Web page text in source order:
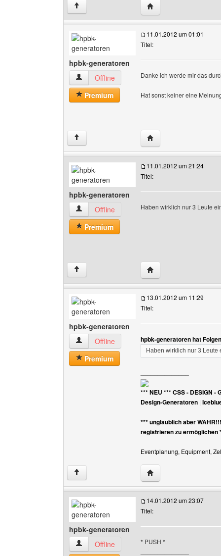
↑ Website dieses
hpbk-generatoren
hpbk-generatoren Benutzer-Profile anzeigen
Offline
Premium
11.01.2012 um 01:01
Titel:
Danke ich werde mir das
Hat sonst keiner eine
↑ Website dieses
hpbk-generatoren
hpbk-generatoren Benutzer-Profile anzeigen
Offline
Premium
11.01.2012 um 21:24
Titel:
Haben wirklich nur 3 Leute
↑ Website dieses
hpbk-generatoren
hpbk-generatoren Benutzer-Profile anzeigen
Offline
Premium
13.01.2012 um 11:29
Titel:
hpbk-generatoren hat
Haben wirklich nur 3
*** NEU *** CSS - DESIGN -
Design-Generatoren |
*** unglaublich aber
registrieren zu ermöglichen
Eventplanung, Equipment,
↑ Website dieses
hpbk-generatoren
hpbk-generatoren Benutzer-Profile anzeigen
Offline
14.01.2012 um 23:07
Titel:
* PUSH *